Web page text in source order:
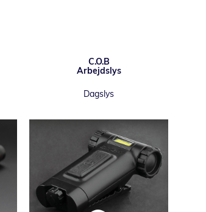
C.O.B
Arbejdslys
Dagslys